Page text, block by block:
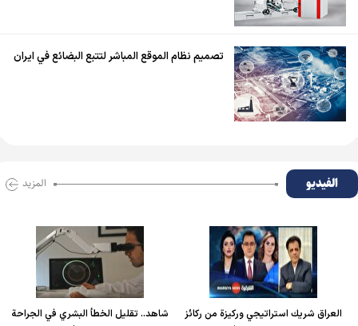
تصميم نظام الموقع المباشر لتتبع البضائع في ايران
الفیدیو المزید
العراق شريك استراتيجي وركيزة من ركائز
شاهد.. تقليل الخطأ البشري في الجراحة